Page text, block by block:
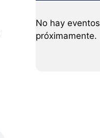
No hay eventos
próximamente.